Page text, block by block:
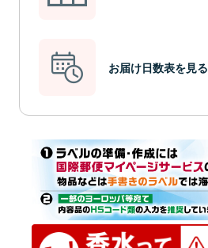
お届け日数表を見る